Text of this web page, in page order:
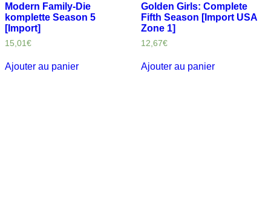
Modern Family-Die
komplette Season 5
[Import]
15,01 €
Ajouter au panier
Golden Girls: Complete
Fifth Season [Import USA
Zone 1]
12,67€
Ajouter au panier